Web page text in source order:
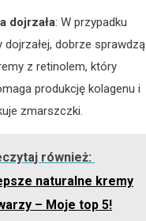
dojrzała: W przypadku
dojrzałej, dobrze sprawdzą
z retinolem, który
produkcję kolagenu i
zmarszczki.
również:
naturalne kremy
– Moje top 5!